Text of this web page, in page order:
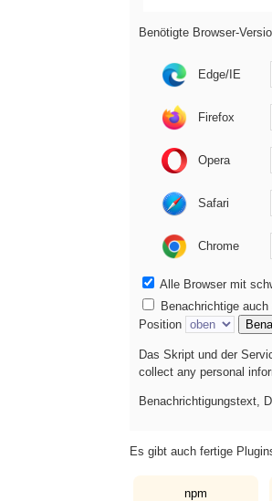
Benötigte Browser-
Edge/IE
Firefox
Opera
Safari
Chrome
Alle Browser mit
Benachrichtige
Position
Das Skript und der
collect any personal
Benachrichtigungstext,
Es gibt auch fertige
npm